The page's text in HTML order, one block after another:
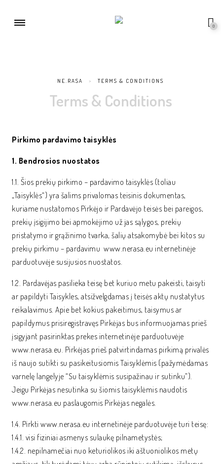
0
NE.RASA > TERMS & CONDITIONS
Terms & Conditions
Pirkimo pardavimo taisyklės
1. Bendrosios nuostatos
1.1. Šios prekių pirkimo – pardavimo taisyklės (toliau
„Taisyklės“) yra šalims privalomas teisinis dokumentas,
kuriame nustatomos Pirkėjo ir Pardavėjo teisės bei pareigos,
prekių įsigijimo bei apmokėjimo už jas sąlygos, prekių
pristatymo ir grąžinimo tvarka, šalių atsakomybė bei kitos su
prekių pirkimu – pardavimu www.nerasa.eu internetinėje
parduotuvėje susijusios nuostatos.
1.2. Pardavėjas pasilieka teisę bet kuriuo metu pakeisti, taisyti
ar papildyti Taisykles, atsižvelgdamas į teisės aktų nustatytus
reikalavimus. Apie bet kokius pakeitimus, taisymus ar
papildymus prisiregistravęs Pirkėjas bus informuojamas prieš
įsigyjant pasirinktas prekes internetinėje parduotuvėje
www.nerasa.eu. Pirkėjas prieš patvirtindamas pirkimą privalės
iš naujo sutikti su pasikeitusiomis Taisyklėmis (pažymėdamas
varnelę langelyje “Su taisyklėmis susipažinau ir sutinku”).
Jeigu Pirkėjas nesutinka su šiomis taisyklėmis naudotis
www.nerasa.eu paslaugomis Pirkėjas negalės.
1.4. Pirkti www.nerasa.eu internetinėje parduotuvėje turi teisę:
1.4.1. visi fiziniai asmenys sulaukę pilnametystės;
1.4.2. nepilnamečiai nuo keturiolikos iki aštuoniolikos metų